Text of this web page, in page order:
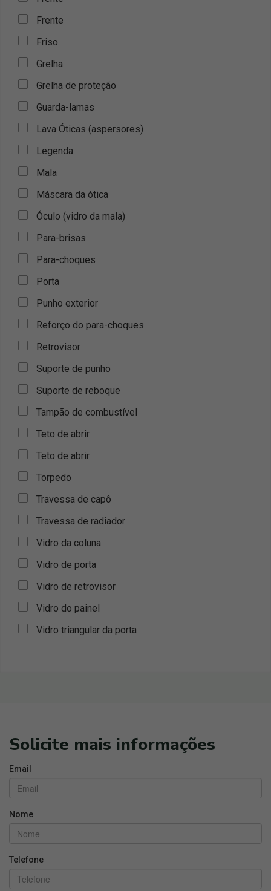
Frente
Friso
Grelha
Grelha de proteção
Guarda-lamas
Lava Óticas (aspersores)
Legenda
Mala
Máscara da ótica
Óculo (vidro da mala)
Para-brisas
Para-choques
Porta
Punho exterior
Reforço do para-choques
Retrovisor
Suporte de punho
Suporte de reboque
Tampão de combustível
Teto de abrir
Teto de abrir
Torpedo
Travessa de capô
Travessa de radiador
Vidro da coluna
Vidro de porta
Vidro de retrovisor
Vidro do painel
Vidro triangular da porta
Solicite mais informações
Email
Nome
Telefone